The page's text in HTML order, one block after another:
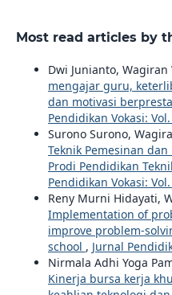
Most read articles by
Dwi Junianto, Wagiran
mengajar guru,
dan motivasi
Pendidikan Vokasi:
Surono Surono,
Teknik Pemesinan
Prodi Pendidikan
Pendidikan Vokasi:
Reny Murni Hidayati,
Implementation of
improve problem-
school , Jurnal
Nirmala Adhi Yoga
Kinerja bursa kerja